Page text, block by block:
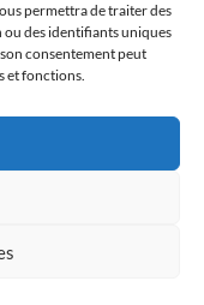
permettra de traiter des
des identifiants uniques
consentement peut
et fonctions.
rights reserved